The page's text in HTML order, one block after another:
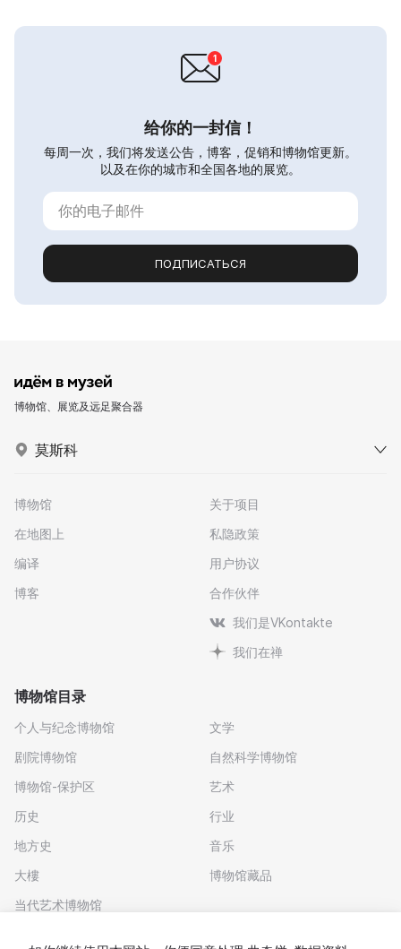
给你的一封信！
每周一次，我们将发送公告，博客，促销和博物馆更新。
以及在你的城市和全国各地的展览。
ПОДПИСАТЬСЯ
博物馆、展览及远足聚合器
莫斯科
博物馆
在地图上
编译
博客
关于项目
私隐政策
用户协议
合作伙伴
我们是VKontakte
我们在禅
博物馆目录
个人与纪念博物馆
剧院博物馆
博物馆-保护区
历史
地方史
大樓
当代艺术博物馆
文学
自然科学博物馆
艺术
行业
音乐
博物馆藏品